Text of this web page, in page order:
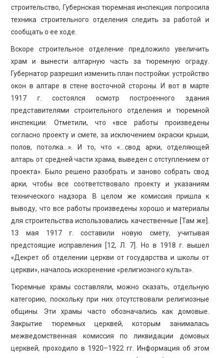
строительство, Губернская тюремная инспекция попросила
техника строительного отделения следить за работой и
сообщать о ее ходе.
Вскоре строительное отделение предложило увеличить
храм и вынести алтарную часть за тюремную ограду.
Губернатор разрешил изменить план постройки: устройство
окон в алтаре в стене восточной стороны. И вот в марте
1917 г. состоялся осмотр построенного здания
представителями строительного отделения и тюремной
инспекции. Отметили, что «все работы произведены
согласно проекту и смете, за исключением окраски крыши,
полов, потолка…». И то, что «…свод арки, отделяющей
алтарь от средней части храма, выведен с отступлением от
проекта». Было решено разобрать и заново собрать свод
арки, чтобы все соответствовало проекту и указаниям
технического надзора. В целом же комиссия пришла к
выводу, что все работы произведены хорошо и материалы
для строительства использовались качественные [Там же].
13 мая 1917 г. составили новую смету, учитывая
предстоящие исправления [12, Л. 7]. Но в 1918 г. вышел
«Декрет об отделении церкви от государства и школы от
церкви», началось искоренение «религиозного культа».
Тюремные храмы составляли, можно сказать, отдельную
категорию, поскольку при них отсутствовали религиозные
общины. Эти храмы часто обозначались как домовые.
Закрытие тюремных церквей, которым занималась
межведомственная комиссия по ликвидации домовых
церквей, проходило в 1920–1922 гг. Информация об этом